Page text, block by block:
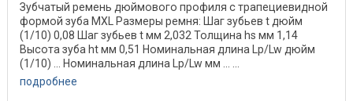
Зубчатый ремень дюймового профиля с трапециевидной
формой зуба MXL Размеры ремня: Шаг зубьев t дюйм
(1/10) 0,08 Шаг зубьев t мм 2,032 Толщина hs мм 1,14
Высота зуба ht мм 0,51 Номинальная длина Lp/Lw дюйм
(1/10) ... Номинальная длина Lp/Lw мм ... ...
подробнее